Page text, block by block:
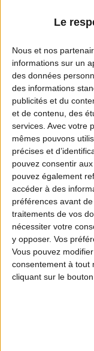
Le
Nous et nos
informations sur un
des données
des informations
publicités et du
et de contenu, des
services. Avec votre
mêmes pouvons
précises et
pouvez consentir
pouvez également
accéder à des
préférences avant de
traitements de vos
nécessiter votre
y opposer. Vos
Vous pouvez
consentement à tout
cliquant sur le